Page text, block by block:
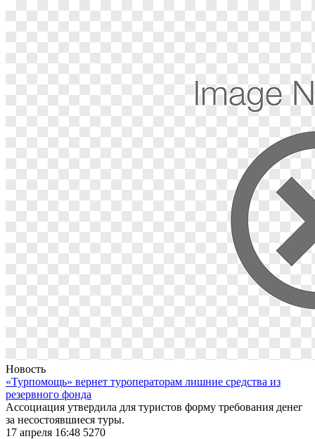
Новость
«Турпомощь» вернет туроператорам лишние средства из
резервного фонда
Ассоциация утвердила для туристов форму требования денег
за несостоявшиеся туры.
17 апреля 16:48 5270